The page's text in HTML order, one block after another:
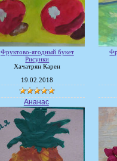
Фруктово-ягодный букет
Рисунки
Хачатрян Карен
19.02.2018
Ананас